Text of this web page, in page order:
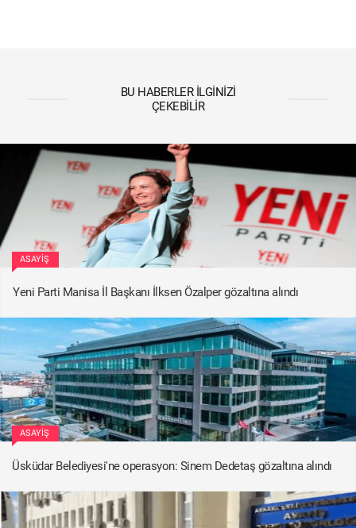
BU HABERLER İLGINIZI
ÇEKEBILIR
ASAYIŞ
Yeni Parti Manisa İl Başkanı İlksen Özalper gözaltına alındı
ASAYIŞ
Üsküdar Belediyesi'ne operasyon: Sinem Dedetaş gözaltına alındı